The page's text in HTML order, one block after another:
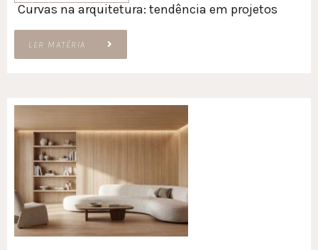
Curvas na arquitetura: tendência em projetos
LER MATÉRIA